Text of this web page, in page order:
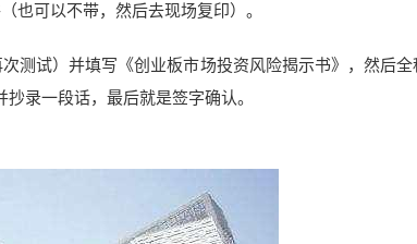
也可以不带，然后去现场复印）。
测试）并填写《创业板市场投资风险揭示书》，然后全
录一段话，最后就是签字确认。